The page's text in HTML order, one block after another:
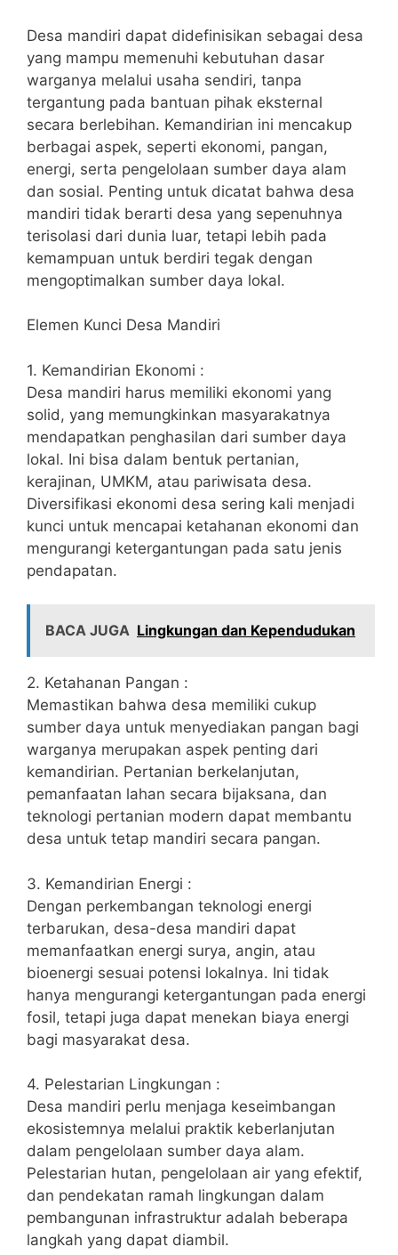
Desa mandiri dapat didefinisikan sebagai desa
yang mampu memenuhi kebutuhan dasar
warganya melalui usaha sendiri, tanpa
tergantung pada bantuan pihak eksternal
secara berlebihan. Kemandirian ini mencakup
berbagai aspek, seperti ekonomi, pangan,
energi, serta pengelolaan sumber daya alam
dan sosial. Penting untuk dicatat bahwa desa
mandiri tidak berarti desa yang sepenuhnya
terisolasi dari dunia luar, tetapi lebih pada
kemampuan untuk berdiri tegak dengan
mengoptimalkan sumber daya lokal.
Elemen Kunci Desa Mandiri
1. Kemandirian Ekonomi :
Desa mandiri harus memiliki ekonomi yang
solid, yang memungkinkan masyarakatnya
mendapatkan penghasilan dari sumber daya
lokal. Ini bisa dalam bentuk pertanian,
kerajinan, UMKM, atau pariwisata desa.
Diversifikasi ekonomi desa sering kali menjadi
kunci untuk mencapai ketahanan ekonomi dan
mengurangi ketergantungan pada satu jenis
pendapatan.
BACA JUGA Lingkungan dan Kependudukan
2. Ketahanan Pangan :
Memastikan bahwa desa memiliki cukup
sumber daya untuk menyediakan pangan bagi
warganya merupakan aspek penting dari
kemandirian. Pertanian berkelanjutan,
pemanfaatan lahan secara bijaksana, dan
teknologi pertanian modern dapat membantu
desa untuk tetap mandiri secara pangan.
3. Kemandirian Energi :
Dengan perkembangan teknologi energi
terbarukan, desa-desa mandiri dapat
memanfaatkan energi surya, angin, atau
bioenergi sesuai potensi lokalnya. Ini tidak
hanya mengurangi ketergantungan pada energi
fosil, tetapi juga dapat menekan biaya energi
bagi masyarakat desa.
4. Pelestarian Lingkungan :
Desa mandiri perlu menjaga keseimbangan
ekosistemnya melalui praktik keberlanjutan
dalam pengelolaan sumber daya alam.
Pelestarian hutan, pengelolaan air yang efektif,
dan pendekatan ramah lingkungan dalam
pembangunan infrastruktur adalah beberapa
langkah yang dapat diambil.